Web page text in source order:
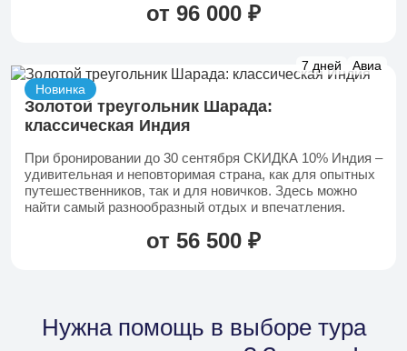
Детские экскурсии
+7 (966) 286 54 19
Туры в Китай
+7 (966) 272 14 20
Туры в КНДР
+7 (966) 272 14 20
Туры в другие страны
от 96 000 ₽
7 дней
Авиа
Новинка
Золотой треугольник Шарада:
классическая Индия
При бронировании до 30 сентября СКИДКА 10% Индия –
удивительная и неповторимая страна, как для опытных
путешественников, так и для новичков. Здесь можно
найти самый разнообразный отдых и впечатления.
от 56 500 ₽
Нужна помощь в выборе тура